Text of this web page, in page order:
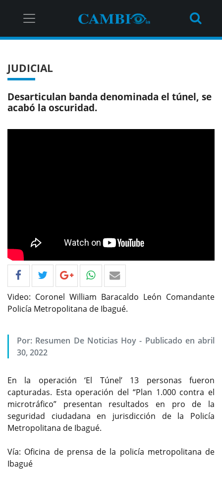
JUDICIAL
Desarticulan banda denominada el túnel, se
acabó la oscuridad.
Video: Coronel William Baracaldo León Comandante
Policía Metropolitana de Ibagué.
Por: Resumen De Noticias Hoy - Publicado en abril
30, 2022
En la operación ‘El Túnel’ 13 personas fueron
capturadas. Esta operación del “Plan 1.000 contra el
microtráfico” presentan resultados en pro de la
seguridad ciudadana en jurisdicción de la Policía
Metropolitana de Ibagué.
Vía: Oficina de prensa de la policía metropolitana de
Ibagué